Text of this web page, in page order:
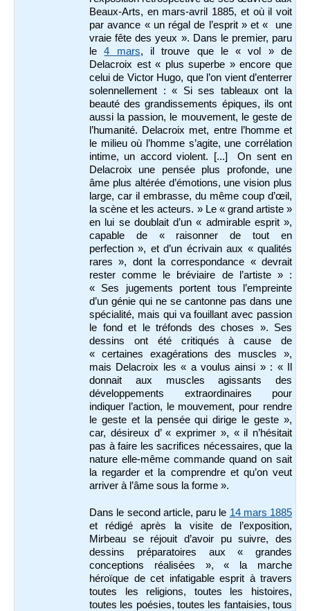
Beaux-Arts, en mars-avril 1885, et où il voit
par avance « un régal de l’esprit » et « une
vraie fête des yeux ». Dans le premier, paru
le4 mars, il trouve que le « vol » de
Delacroix est « plus superbe » encore que
celui de Victor Hugo, que l’on vient d’enterrer
solennellement : « Si ses tableaux ont la
beauté des grandissements épiques, ils ont
aussi la passion, le mouvement, le geste de
l’humanité. Delacroix met, entre l’homme et
le milieu où l’homme s’agite, une corrélation
intime, un accord violent. [...] On sent en
Delacroix une pensée plus profonde, une
âme plus altérée d’émotions, une vision plus
large, car il embrasse, du même coup d’œil,
la scène et les acteurs. » Le « grand artiste »
en lui se doublait d’un « admirable esprit »,
capable de « raisonner de tout en
perfection », et d’un écrivain aux « qualités
rares », dont la correspondance « devrait
rester comme le bréviaire de l’artiste » :
« Ses jugements portent tous l’empreinte
d’un génie qui ne se cantonne pas dans une
spécialité, mais qui va fouillant avec passion
le fond et le tréfonds des choses ». Ses
dessins ont été critiqués à cause de
« certaines exagérations des muscles »,
mais Delacroix les « a voulus ainsi » : « Il
donnait aux muscles agissants des
développements extraordinaires pour
indiquer l’action, le mouvement, pour rendre
le geste et la pensée qui dirige le geste »,
car, désireux d’ « exprimer », « il n’hésitait
pas à faire les sacrifices nécessaires, que la
nature elle-même commande quand on sait
la regarder et la comprendre et qu’on veut
arriver à l’âme sous la forme ».
Dans le second article, paru le 14 mars 1885
et rédigé après la visite de l’exposition,
Mirbeau se réjouit d’avoir pu suivre, des
dessins préparatoires aux « grandes
conceptions réalisées », « la marche
héroïque de cet infatigable esprit à travers
toutes les religions, toutes les histoires,
toutes les poésies, toutes les fantaisies, tous